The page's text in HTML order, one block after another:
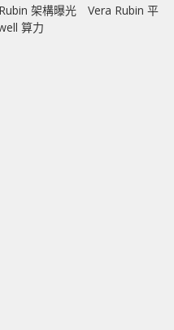
架構曝光 Vera Rubin 平
算力